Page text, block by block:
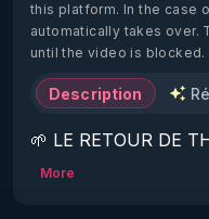
this platform. In the case
automatically takes over.
until the video is blocked.
Description
🌱 LE RETOUR DE
2022)!
More